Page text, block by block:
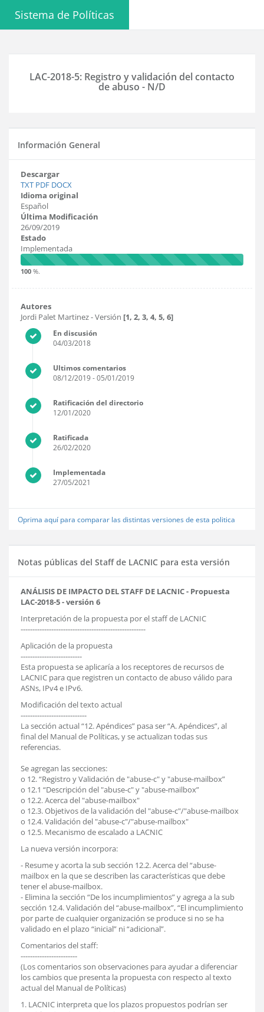
Sistema de Políticas
LAC-2018-5: Registro y validación del contacto
de abuso - N/D
Información General
Descargar
TXT PDF DOCX
Idioma original
Español
Última Modificación
26/09/2019
Estado
Implementada
100 %.
Autores
Jordi Palet Martinez- Versión [1, 2, 3, 4, 5, 6]
En discusión
04/03/2018
Ultimos comentarios
08/12/2019- 05/01/2019
Ratificación del directorio
12/01/2020
Ratificada
26/02/2020
Implementada
27/05/2021
Oprima aquí para comparar las distintas versiones de esta politica
Notas públicas del Staff de LACNIC para esta versión
ANÁLISIS DE IMPACTO DEL STAFF DE LACNIC - Propuesta
LAC-2018-5 - versión 6
Interpretación de la propuesta por el staff de LACNIC
-----------------------------------------------------
Aplicación de la propuesta
--------------------------
Esta propuesta se aplicaría a los receptores de recursos de
LACNIC para que registren un contacto de abuso válido para
ASNs, IPv4 e IPv6.
Modificación del texto actual
----------------------------
La sección actual “12. Apéndices” pasa ser “A. Apéndices”, al
final del Manual de Políticas, y se actualizan todas sus
referencias.
Se agregan las secciones:
o 12. “Registro y Validación de "abuse-c" y "abuse-mailbox”
o 12.1 “Descripción del "abuse-c" y "abuse-mailbox”
o 12.2. Acerca del "abuse-mailbox"
o 12.3. Objetivos de la validación del "abuse-c"/"abuse-mailbox
o 12.4. Validación del "abuse-c"/"abuse-mailbox"
o 12.5. Mecanismo de escalado a LACNIC
La nueva versión incorpora:
- Resume y acorta la sub sección 12.2. Acerca del “abuse-
mailbox en la que se describen las características que debe
tener el abuse-mailbox.
- Elimina la sección “De los incumplimientos” y agrega a la sub
sección 12.4. Validación del “abuse-mailbox”, “El incumplimiento
por parte de cualquier organización se produce si no se ha
validado en el plazo “inicial” ni “adicional”.
Comentarios del staff:
------------------------
(Los comentarios son observaciones para ayudar a diferenciar
los cambios que presenta la propuesta con respecto al texto
actual del Manual de Políticas)
1. LACNIC interpreta que los plazos propuestos podrían ser